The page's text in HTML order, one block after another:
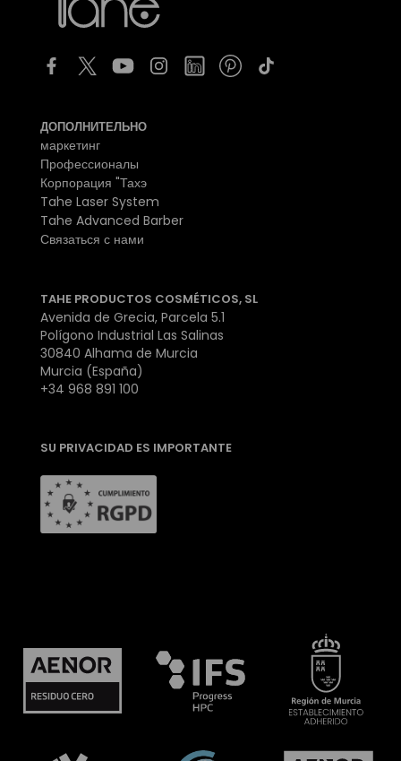
ДОПОЛНИТЕЛЬНО
маркетинг
Профессионалы
Корпорация "Тахэ
Tahe Laser System
Tahe Advanced Barber
Связаться с нами
TAHE PRODUCTOS COSMÉTICOS, SL
Avenida de Grecia, Parcela 5.1
Polígono Industrial Las Salinas
30840 Alhama de Murcia
Murcia (España)
+34 968 891 100
SU PRIVACIDAD ES IMPORTANTE